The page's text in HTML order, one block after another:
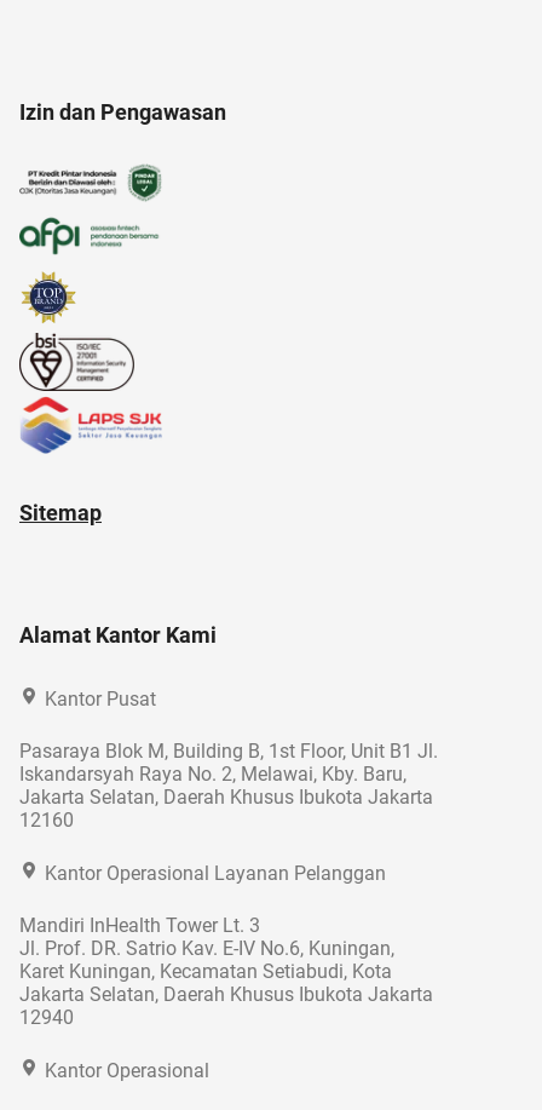
amazon prime
Agency
Izin dan Pengawasan
Sitemap
Alamat Kantor Kami
Kantor Pusat
Pasaraya Blok M, Building B, 1st Floor, Unit B1 Jl.
Iskandarsyah Raya No. 2, Melawai, Kby. Baru,
Jakarta Selatan, Daerah Khusus Ibukota Jakarta
12160
Kantor Operasional Layanan Pelanggan
Mandiri InHealth Tower Lt. 3
Jl. Prof. DR. Satrio Kav. E-IV No.6, Kuningan,
Karet Kuningan, Kecamatan Setiabudi, Kota
Jakarta Selatan, Daerah Khusus Ibukota Jakarta
12940
Kantor Operasional